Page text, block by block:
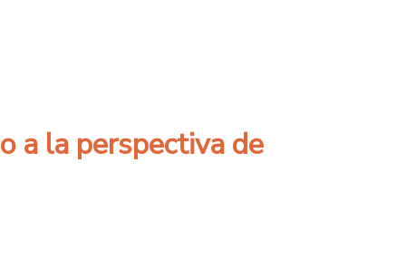
a la perspectiva de